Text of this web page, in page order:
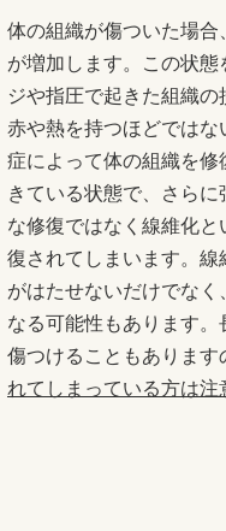
体の組織が傷ついた場
が増加します。この状
ジや指圧で起きた組織
赤や熱を持つほどでは
症によって体の組織を
きている状態で、さら
な修復ではなく線維化
復されてしまいます。
がはたせないだけでな
なる可能性もあります
傷つけることもあります
れてしまっている方は注